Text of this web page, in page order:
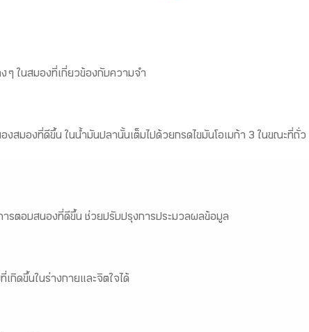
ๆ ในสมองที่เกี่ยวข้องกับความจำ
สมองที่ดีขึ้น ในน้ำมันปลานั้นเต็มไปด้วยกรดไขมันโอเมก้า 3 ในขณะที่ถั่ว
รตอบสนองที่ดีขึ้น ช่วยปรับปรุงการประมวลผลข้อมูล
กิดขึ้นในร่างกายและจิตใจได้